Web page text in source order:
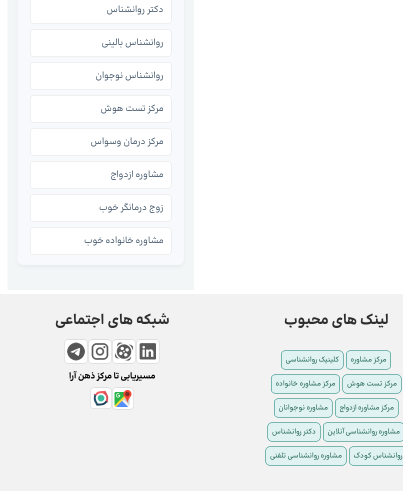
دکتر روانشناس
روانشناس بالینی
روانشناس نوجوان
مرکز تست هوش
مرکز درمان وسواس
مشاوره ازدواج
زوج درمانگر خوب
مشاوره خانواده خوب
لینک های محبوب
مرکز مشاوره کلینیک روانشناسی
مرکز تست هوش مرکز مشاوره خانواده
مرکز مشاوره ازدواج مشاوره نوجوانان
مشاوره روانشناسی آنلاین دکتر روانشناس
روانشناس کودک مشاوره روانشناسی تلفنی
شبکه های اجتماعی
مسیریابی تا مرکز ذهن آرا